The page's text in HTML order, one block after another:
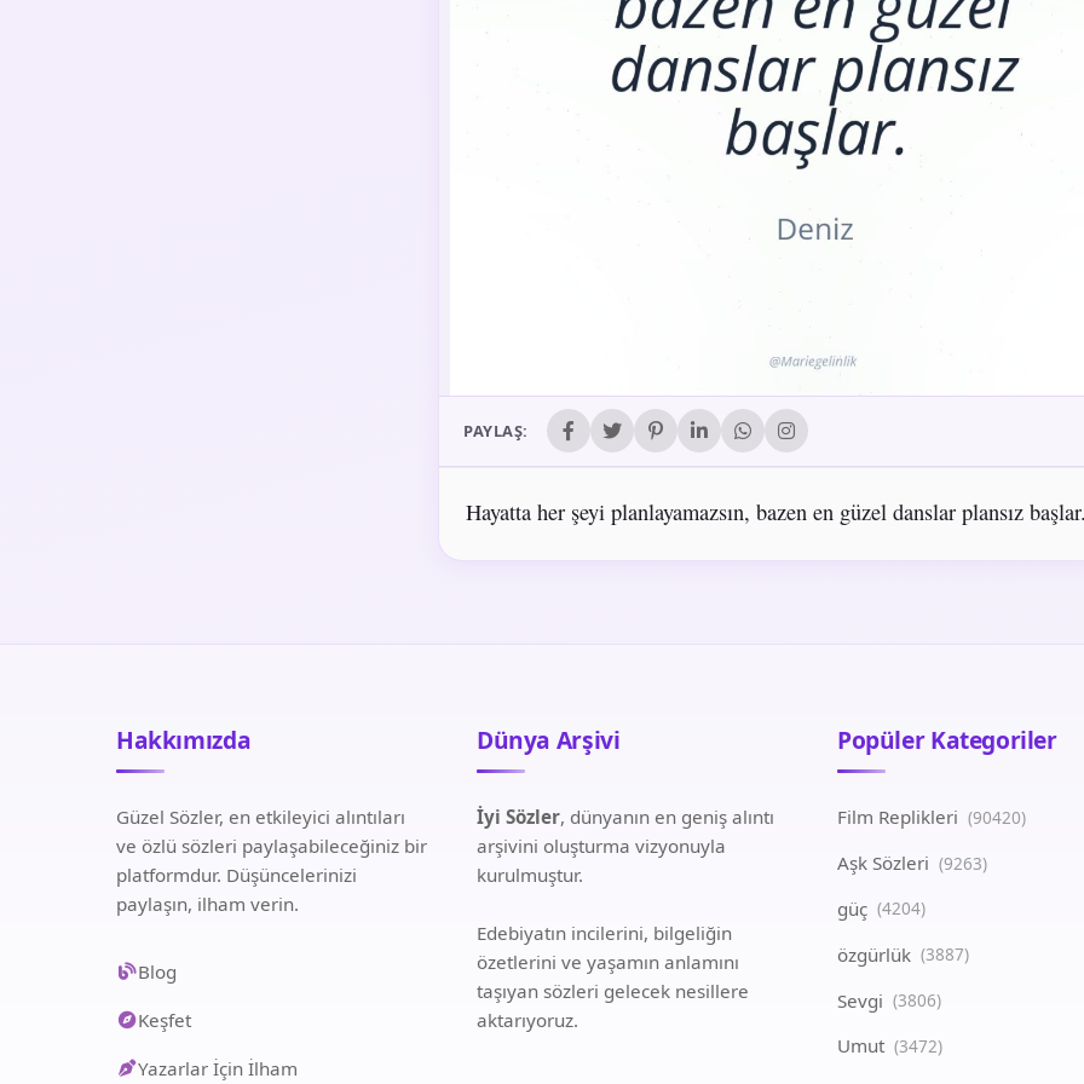
PAYLAŞ:
Hayatta her şeyi planlayamazsın, bazen en güzel danslar plansız
Hakkımızda
Güzel Sözler, en etkileyici alıntıları
ve özlü sözleri paylaşabileceğiniz bir
platformdur. Düşüncelerinizi
paylaşın, ilham verin.
Blog
Keşfet
Yazarlar İçin İlham
Dünya Arşivi
İyi Sözler, dünyanın en geniş alıntı
arşivini oluşturma vizyonuyla
kurulmuştur.
Edebiyatın incilerini, bilgeliğin
özetlerini ve yaşamın anlamını
taşıyan sözleri gelecek nesillere
aktarıyoruz.
Popüler Kategoriler
Film Replikleri (90420)
Aşk Sözleri (9263)
güç (4204)
özgürlük (3887)
Sevgi (3806)
Umut (3472)